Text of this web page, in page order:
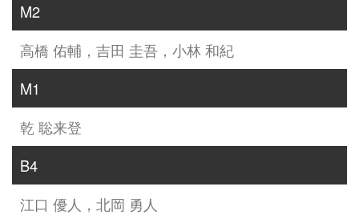
M2
高橋 佑輔，吉田 圭吾，小林 和紀
M1
乾 聡来登
B4
江口 優人，北岡 勇人